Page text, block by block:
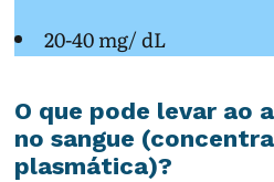
20-40 mg/ dL
O que pode levar ao
no sangue
plasmática)?